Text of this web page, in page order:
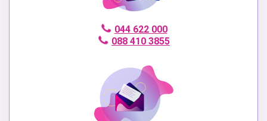
044 622 000
088 410 3855